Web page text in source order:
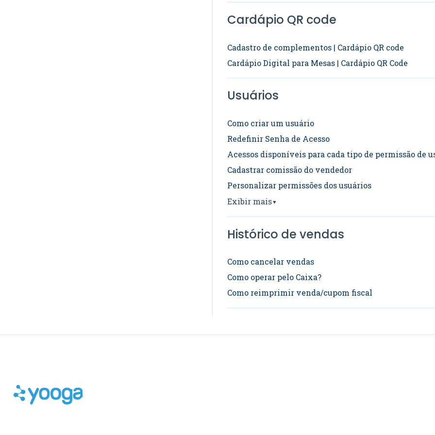
Cardápio QR code
Cadastro de complementos | Cardápio QR code
Cardápio Digital para Mesas | Cardápio QR Code
Usuários
Como criar um usuário
Redefinir Senha de Acesso
Acessos disponíveis para cada tipo de permissão de
Cadastrar comissão do vendedor
Personalizar permissões dos usuários
Exibir mais▼
Histórico de vendas
Como cancelar vendas
Como operar pelo Caixa?
Como reimprimir venda/cupom fiscal